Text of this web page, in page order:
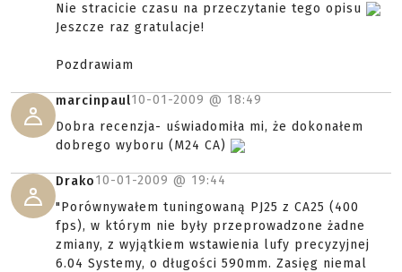
Nie stracicie czasu na przeczytanie tego opisu
Jeszcze raz gratulacje!
Pozdrawiam
marcinpaul10-01-2009 @ 18:49
Dobra recenzja- uświadomiła mi, że dokonałem
dobrego wyboru (M24 CA)
Drako10-01-2009 @ 19:44
"Porównywałem tuningowaną PJ25 z CA25 (400
fps), w którym nie były przeprowadzone żadne
zmiany, z wyjątkiem wstawienia lufy precyzyjnej
6.04 Systemy, o długości 590mm. Zasięg niemal